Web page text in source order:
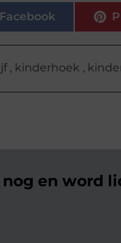
Facebook
, kinderhoek ,
en word